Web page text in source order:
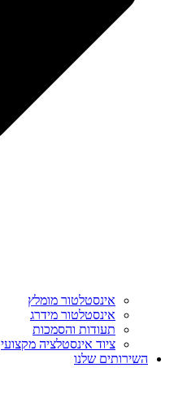
אינסטלטור מומלץ
אינסטלטור מידרג
תעודות והסמכות
ציוד אינסטלציה מקצועי
השירותים שלנו